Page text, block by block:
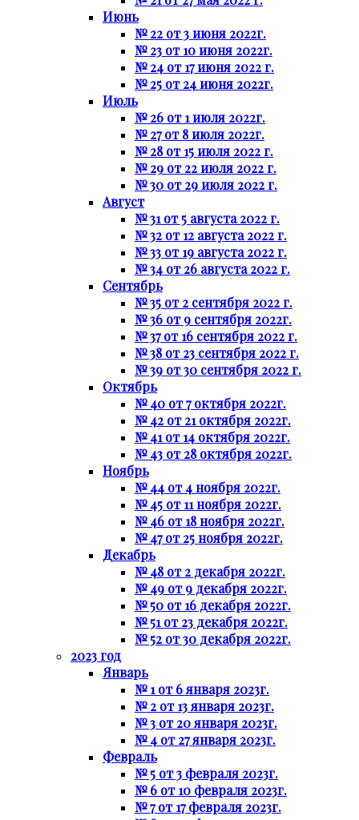
Июнь
№ 22 от 3 июня 2022г.
№ 23 от 10 июня 2022г.
№ 24 от 17 июня 2022 г.
№ 25 от 24 июня 2022г.
Июль
№ 26 от 1 июля 2022г.
№ 27 от 8 июля 2022г.
№ 28 от 15 июля 2022 г.
№ 29 от 22 июля 2022 г.
№ 30 от 29 июля 2022 г.
Август
№ 31 от 5 августа 2022 г.
№ 32 от 12 августа 2022 г.
№ 33 от 19 августа 2022 г.
№ 34 от 26 августа 2022 г.
Сентябрь
№ 35 от 2 сентября 2022 г.
№ 36 от 9 сентября 2022г.
№ 37 от 16 сентября 2022 г.
№ 38 от 23 сентября 2022 г.
№ 39 от 30 сентября 2022 г.
Октябрь
№ 40 от 7 октября 2022г.
№ 42 от 21 октября 2022г.
№ 41 от 14 октября 2022г.
№ 43 от 28 октября 2022г.
Ноябрь
№ 44 от 4 ноября 2022г.
№ 45 от 11 ноября 2022г.
№ 46 от 18 ноября 2022г.
№ 47 от 25 ноября 2022г.
Декабрь
№ 48 от 2 декабря 2022г.
№ 49 от 9 декабря 2022г.
№ 50 от 16 декабря 2022г.
№ 51 от 23 декабря 2022г.
№ 52 от 30 декабря 2022г.
2023 год
Январь
№ 1 от 6 января 2023г.
№ 2 от 13 января 2023г.
№ 3 от 20 января 2023г.
№ 4 от 27 января 2023г.
Февраль
№ 5 от 3 февраля 2023г.
№ 6 от 10 февраля 2023г.
№ 7 от 17 февраля 2023г.